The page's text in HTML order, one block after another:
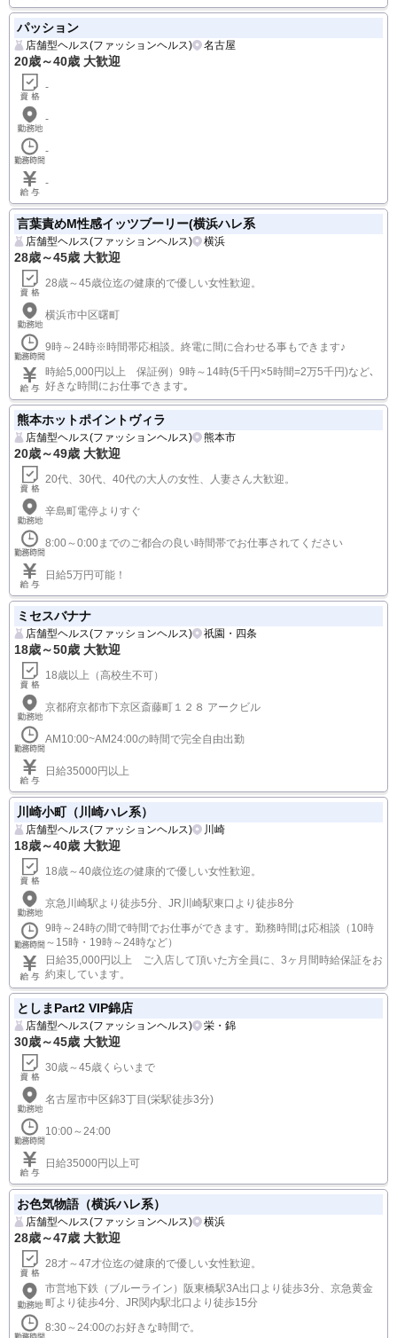
パッション
店舗型ヘルス(ファッションヘルス) 名古屋
20歳～40歳 大歓迎
-
-
-
-
言葉責めM性感イッツブーリー(横浜ハレ系
店舗型ヘルス(ファッションヘルス) 横浜
28歳～45歳 大歓迎
28歳～45歳位迄の健康的で優しい女性歓迎。
横浜市中区曙町
9時～24時※時間帯応相談。終電に間に合わせる事もできます♪
時給5,000円以上 保証例）9時～14時(5千円×5時間=2万5千円)など､
好きな時間にお仕事できます｡
熊本ホットポイントヴィラ
店舗型ヘルス(ファッションヘルス) 熊本市
20歳～49歳 大歓迎
20代、30代、40代の大人の女性、人妻さん大歓迎。
辛島町電停よりすぐ
8:00～0:00までのご都合の良い時間帯でお仕事されてください
日給5万円可能！
ミセスバナナ
店舗型ヘルス(ファッションヘルス) 祇園・四条
18歳～50歳 大歓迎
18歳以上（高校生不可）
京都府京都市下京区斎藤町１２８ アークビル
AM10:00~AM24:00の時間で完全自由出勤
日給35000円以上
川崎小町（川崎ハレ系）
店舗型ヘルス(ファッションヘルス) 川崎
18歳～40歳 大歓迎
18歳～40歳位迄の健康的で優しい女性歓迎。
京急川崎駅より徒歩5分、JR川崎駅東口より徒歩8分
9時～24時の間で時間でお仕事ができます。勤務時間は応相談（10時
～15時・19時～24時など）
日給35,000円以上 ご入店して頂いた方全員に、3ヶ月間時給保証をお
約束しています。
としまPart2 VIP錦店
店舗型ヘルス(ファッションヘルス) 栄・錦
30歳～45歳 大歓迎
30歳～45歳くらいまで
名古屋市中区錦3丁目(栄駅徒歩3分)
10:00～24:00
日給35000円以上可
お色気物語（横浜ハレ系）
店舗型ヘルス(ファッションヘルス) 横浜
28歳～47歳 大歓迎
28才～47才位迄の健康的で優しい女性歓迎。
市営地下鉄（ブルーライン）阪東橋駅3A出口より徒歩3分、京急黄金
町より徒歩4分、JR関内駅北口より徒歩15分
8:30～24:00のお好きな時間で。